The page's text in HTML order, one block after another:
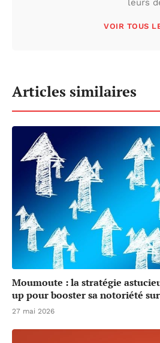
VOIR TOUS
Articles similaires
Moumoute : la stratégie
up pour booster sa notoriété
27 mai 2026